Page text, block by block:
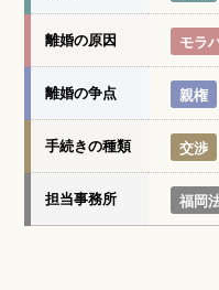
離婚の原因 モラ
離婚の争点 親権
手続きの種類 交渉
担当事務所 福岡